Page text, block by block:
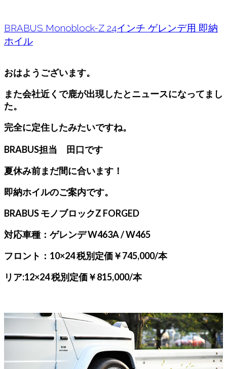
BRABUS Monoblock-Z 24インチ ゲレンデ用 即納
ホイル
おはようございます。
また会社近くで鹿が出現したとニュースになってまし
た。
完全に定住したみたいですね。
BRABUS担当 田口です
夏休み前まだ間に合います！
即納ホイルのご案内です。
BRABUS モノブロックZ FORGED
対応車種：ゲレンデ W463A / W465
フロント：10×24 税別定価￥745,000/本
リア:12×24 税別定価￥815,000/本